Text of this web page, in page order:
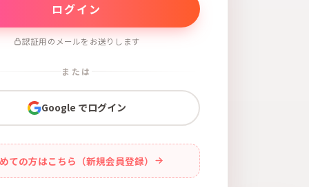
認証用のメールをお送りします
または
Google でログイン
ての方はこちら（新規会員登録）